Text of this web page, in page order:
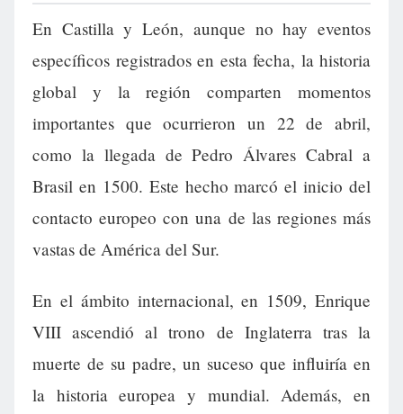
En Castilla y León, aunque no hay eventos
específicos registrados en esta fecha, la historia
global y la región comparten momentos
importantes que ocurrieron un 22 de abril,
como la llegada de Pedro Álvares Cabral a
Brasil en 1500. Este hecho marcó el inicio del
contacto europeo con una de las regiones más
vastas de América del Sur.
En el ámbito internacional, en 1509, Enrique
VIII ascendió al trono de Inglaterra tras la
muerte de su padre, un suceso que influiría en
la historia europea y mundial. Además, en